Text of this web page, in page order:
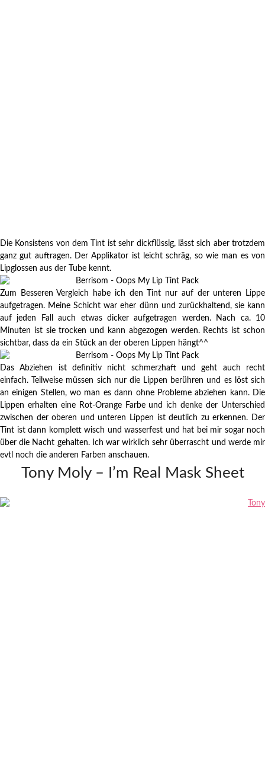
Die Konsistens von dem Tint ist sehr dickflüssig, lässt sich aber trotzdem
ganz gut auftragen. Der Applikator ist leicht schräg, so wie man es von
Lipglossen aus der Tube kennt.
Zum Besseren Vergleich habe ich den Tint nur auf der unteren Lippe
aufgetragen. Meine Schicht war eher dünn und zurückhaltend, sie kann
auf jeden Fall auch etwas dicker aufgetragen werden. Nach ca. 10
Minuten ist sie trocken und kann abgezogen werden. Rechts ist schon
sichtbar, dass da ein Stück an der oberen Lippen hängt^^
Das Abziehen ist definitiv nicht schmerzhaft und geht auch recht
einfach. Teilweise müssen sich nur die Lippen berühren und es löst sich
an einigen Stellen, wo man es dann ohne Probleme abziehen kann. Die
Lippen erhalten eine Rot-Orange Farbe und ich denke der Unterschied
zwischen der oberen und unteren Lippen ist deutlich zu erkennen. Der
Tint ist dann komplett wisch und wasserfest und hat bei mir sogar noch
über die Nacht gehalten. Ich war wirklich sehr überrascht und werde mir
evtl noch die anderen Farben anschauen.
Tony Moly – I’m Real Mask Sheet